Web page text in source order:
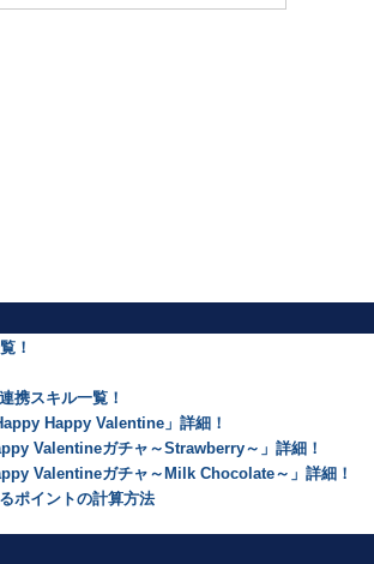
！
携スキル一覧！
Happy Valentine」詳細！
Valentineガチャ～Strawberry～」詳細！
Valentineガチャ～Milk Chocolate～」詳細！
ポイントの計算方法